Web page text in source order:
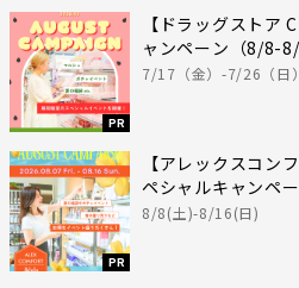
PR
【ドラッグストア
ャンペーン（8/8-8/
7/17（金）-7/26（日）
PR
【アレックスコン
ペシャルキャンペ
8/8(土)-8/16(日)